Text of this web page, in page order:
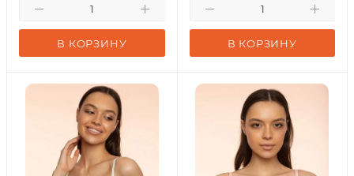
В КОРЗИНУ В КОРЗИНУ